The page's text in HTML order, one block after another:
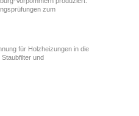
zum
für Holzheizungen in die
und